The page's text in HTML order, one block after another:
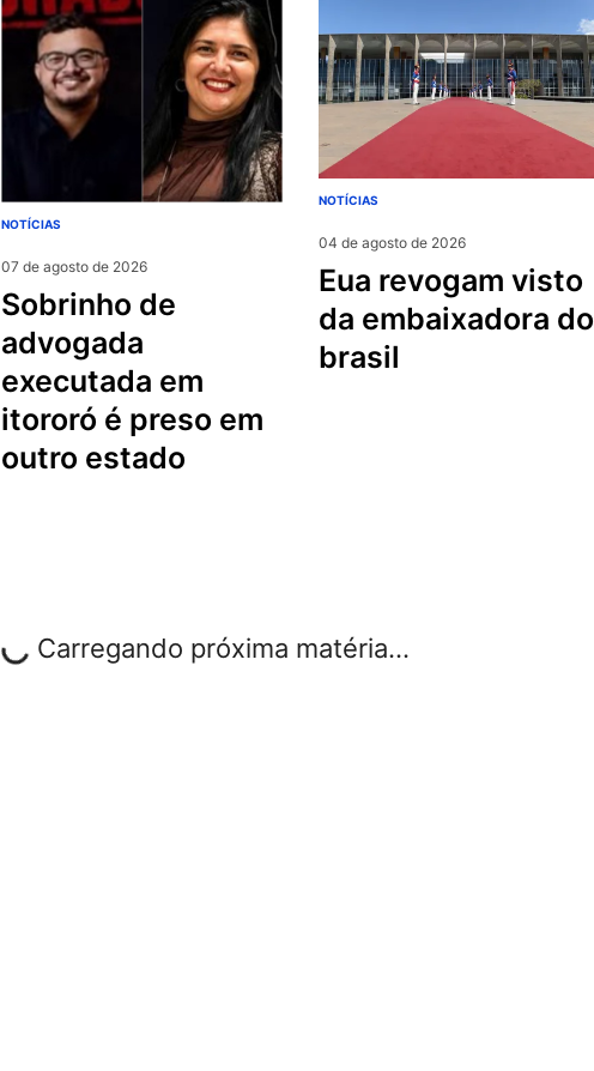
NOTÍCIAS
07 de agosto de 2026
sobrinho de
advogada
executada em
itororó é preso em
outro estado
NOTÍCIAS
04 de agosto de 2026
eua revogam visto
da embaixadora do
brasil
Carregando próxima matéria...